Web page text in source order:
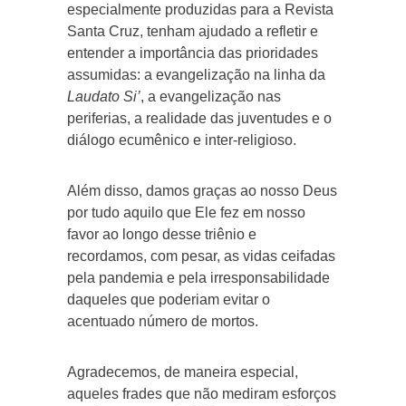
especialmente produzidas para a Revista
Santa Cruz, tenham ajudado a refletir e
entender a importância das prioridades
assumidas: a evangelização na linha da
Laudato Si’, a evangelização nas
periferias, a realidade das juventudes e o
diálogo ecumênico e inter-religioso.
Além disso, damos graças ao nosso Deus
por tudo aquilo que Ele fez em nosso
favor ao longo desse triênio e
recordamos, com pesar, as vidas ceifadas
pela pandemia e pela irresponsabilidade
daqueles que poderiam evitar o
acentuado número de mortos.
Agradecemos, de maneira especial,
aqueles frades que não mediram esforços